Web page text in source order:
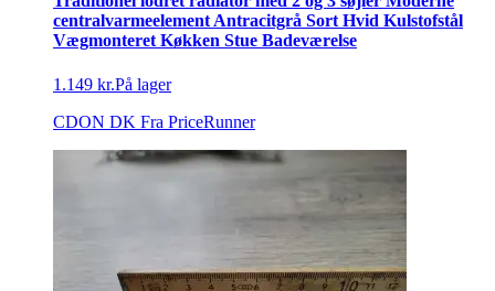
centralvarmeelement Antracitgrå Sort Hvid Kulstofstål
Vægmonteret Køkken Stue Badeværelse
1.149 kr.På lager
CDON DK Fra PriceRunner